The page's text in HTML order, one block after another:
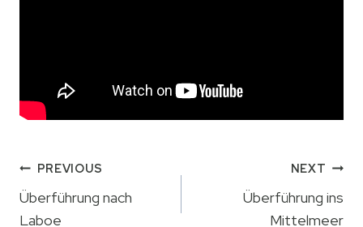
Beitrags-
Navigation
PREVIOUS
Überführung nach
Laboe
NEXT
Überführung ins
Mittelmeer